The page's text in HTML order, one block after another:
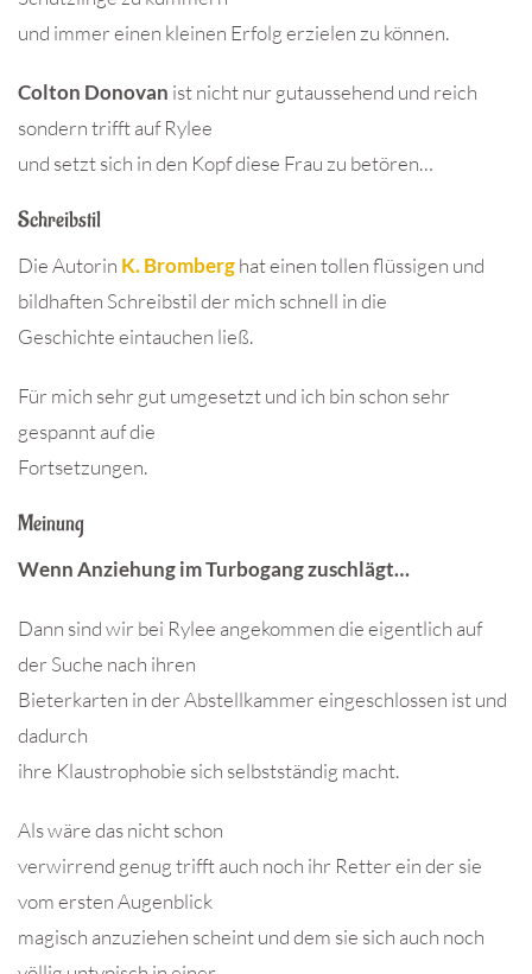
und immer einen kleinen Erfolg erzielen zu können.
Colton Donovan ist nicht nur gutaussehend und reich
sondern trifft auf Rylee
und setzt sich in den Kopf diese Frau zu betören…
Schreibstil
Die Autorin K. Bromberghat einen tollen flüssigen und
bildhaften Schreibstil der mich schnell in die
Geschichte eintauchen ließ.
Für mich sehr gut umgesetzt und ich bin schon sehr
gespannt auf die
Fortsetzungen.
Meinung
Wenn Anziehung im Turbogang zuschlägt…
Dann sind wir bei Rylee angekommen die eigentlich auf
der Suche nach ihren
Bieterkarten in der Abstellkammer eingeschlossen ist und
dadurch
ihre Klaustrophobie sich selbstständig macht.
Als wäre das nicht schon
verwirrend genug trifft auch noch ihr Retter ein der sie
vom ersten Augenblick
magisch anzuziehen scheint und dem sie sich auch noch